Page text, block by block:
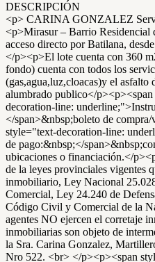
DESCRIPCIÓN
<p> CARINA GONZALEZ
<p>Mirasur – Barrio Residencial
acceso directo por Batilana,
</p><p>El lote cuenta con 360
fondo) cuenta con todos los
(gas,agua,luz,cloacas)y el asfalto
alumbrado publico</
decoration-line:
</span>&nbsp;boleto de
style="text-decoration-line:
de pago:&nbsp;</
ubicaciones o financiación.</
de la leyes provinciales vigentes
inmobiliario, Ley Nacional
Comercial, Ley 24.240 de
Código Civil y Comercial de la
agentes NO ejercen el corretaje
inmobiliarias son objeto de
la Sra. Carina Gonzalez,
Nro 522. <br> </p><p><span